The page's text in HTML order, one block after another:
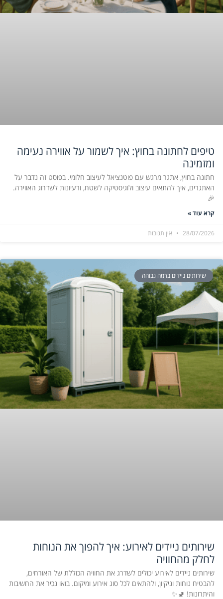
טיפים לחתונה בחוץ: איך לשמור על אווירה נעימה
ומזמינה
חתונה בחוץ, אתגר מרגש עם פוטנציאל לעיצוב חלומי. בפוסט זה נדבר על
האתגרים, איך להתאים עיצוב ולוגיסטיקה לשטח, ורעיונות לשדרוג האווירה.
🎉
קרא עוד »
28/07/2026 אין תגובות
שירותים ניידים ברמה גבוהה
שירותים ניידים לאירוע: איך להפוך את הנוחות
לחלק מהחוויה
שירותים ניידים לאירוע יכולים לשדרג את החוויה הכוללת של האורחים,
להבטיח נוחות וניקיון, ולהתאים לכל סוג אירוע ומיקום. בואו נכיר את החשיבות
והיתרונות! 🚽✨